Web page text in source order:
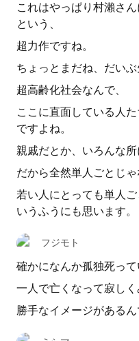
これはやっぱり村瀨さ
という、
超力作ですね。
ちょっとまだね、だいぶ
超高齢化社会なんで、
ここに直面している人
ですよね。
親戚だとか、いろんな所
だから全然単人ごとじゃ
若い人にとっても単人
いうふうにも思います。
フジモト
確かになんか孤独死って
一人で亡くなって寂しく
勝手なイメージがあるん